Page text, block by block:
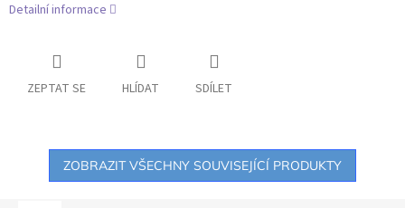
Detailní informace
ZEPTAT SE HLÍDAT SDÍLET
ZOBRAZIT VŠECHNY SOUVISEJÍCÍ PRODUKTY